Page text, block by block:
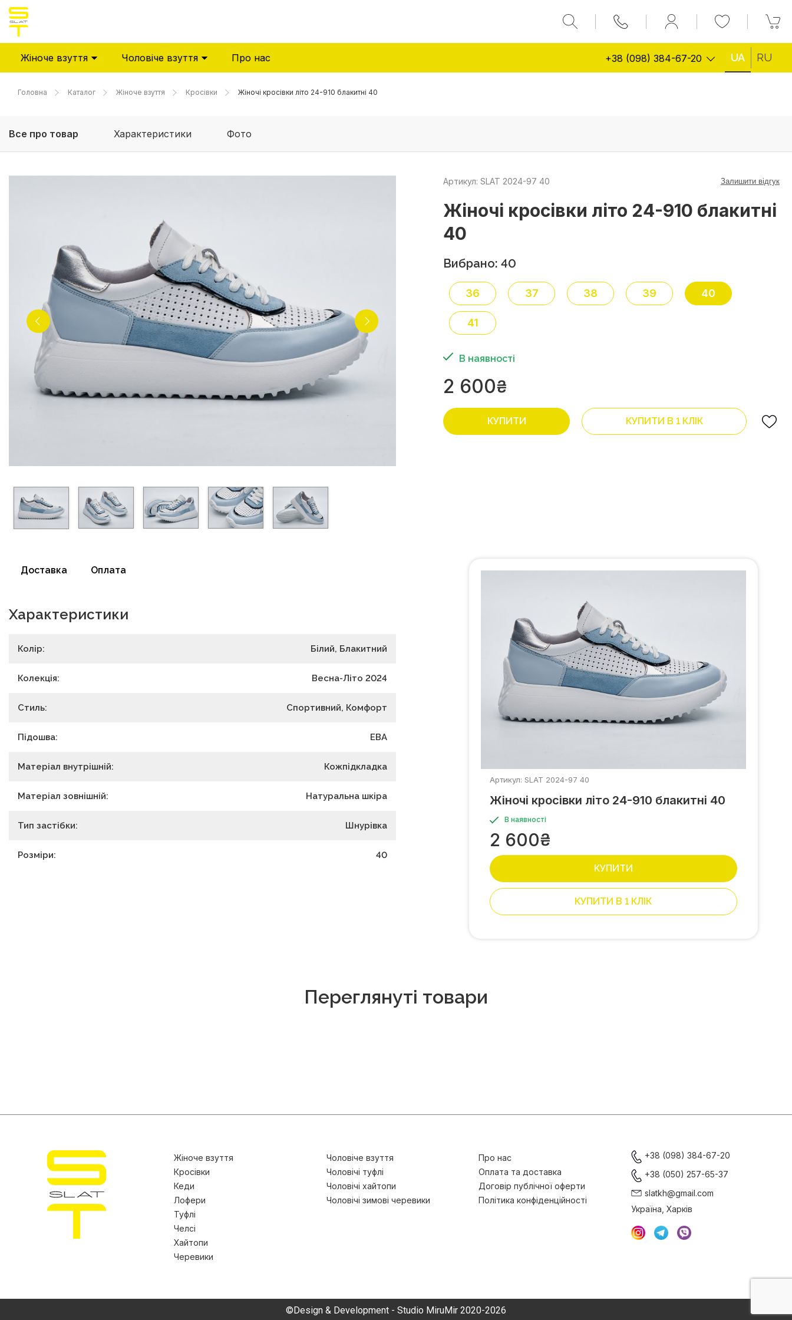
Жіноче взуття Чоловіче взуття Про нас +38 (098) 384-67-20 UA RU
Головна Каталог Жіноче взуття Кросівки Жіночі кросівки літо 24-910 блакитні 40
Все про товар Характеристики Фото
Артикул: SLAT 2024-97 40 Залишити відгук
Жіночі кросівки літо 24-910 блакитні
40
Вибрано: 40
36 37 38 39 40
41
В наявності
2 600₴
КУПИТИ КУПИТИ В 1 КЛІК
Доставка Оплата
Характеристики
Колір: Білий, Блакитний
Колекція: Весна-Літо 2024
Стиль: Спортивний, Комфорт
Підошва: ЕВА
Матеріал внутрішній: Кожпідкладка
Матеріал зовнішній: Натуральна шкіра
Тип застібки: Шнурівка
Розміри: 40
Артикул: SLAT 2024-97 40
Жіночі кросівки літо 24-910 блакитні 40
В наявності
2 600₴
КУПИТИ
КУПИТИ В 1 КЛІК
Переглянуті товари
Жіноче взуття
Кросівки
Кеди
Лофери
Туфлі
Челсі
Хайтопи
Черевики
Чоловіче взуття
Чоловічі туфлі
Чоловічі хайтопи
Чоловічі зимові черевики
Про нас
Оплата та доставка
Договір публічної оферти
Політика конфіденційності
+38 (098) 384-67-20
+38 (050) 257-65-37
slatkh@gmail.com
Україна, Харків
©Design & Development - Studio MiruMir 2020-2026